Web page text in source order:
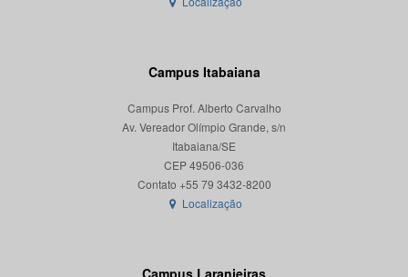
Campus Itabaiana
Campus Prof. Alberto Carvalho
Av. Vereador Olímpio Grande, s/n
Itabaiana/SE
CEP 49506-036
Localização